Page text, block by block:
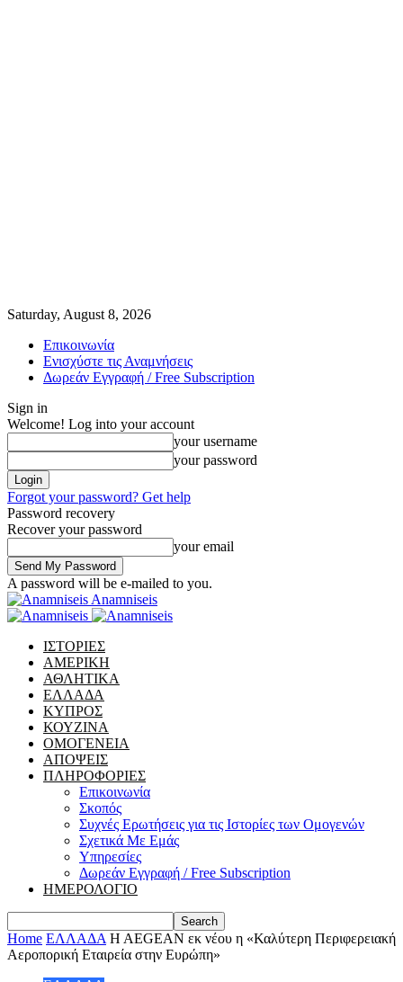
Saturday, August 8, 2026
Επικοινωνία
Ενισχύστε τις Αναμνήσεις
Δωρεάν Εγγραφή / Free Subscription
Sign in
Welcome! Log into your account
your username
your password
Forgot your password? Get help
Password recovery
Recover your password
your email
A password will be e-mailed to you.
Anamniseis
ΙΣΤΟΡΙΕΣ
ΑΜΕΡΙΚΗ
ΑΘΛΗΤΙΚΑ
ΕΛΛΑΔΑ
ΚΥΠΡΟΣ
ΚΟΥΖΙΝΑ
ΟΜΟΓΕΝΕΙΑ
ΑΠΟΨΕΙΣ
ΠΛΗΡΟΦΟΡΙΕΣ
Επικοινωνία
Σκοπός
Συχνές Ερωτήσεις για τις Ιστορίες των Ομογενών
Σχετικά Με Εμάς
Υπηρεσίες
Δωρεάν Εγγραφή / Free Subscription
ΗΜΕΡΟΛΟΓΙΟ
Home ΕΛΛΑΔΑ H AEGEAN εκ νέου η «Καλύτερη Περιφερειακή
Αεροπορική Εταιρεία στην Ευρώπη»